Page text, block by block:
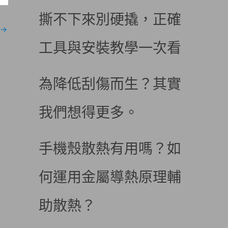
→
撕不下來別硬撬，正確
工具與安裝教學一次看
為降低刮傷而生？其實
我們想得更多。
手機殼散熱有用嗎？如
何運用金屬導熱原理輔
助散熱？